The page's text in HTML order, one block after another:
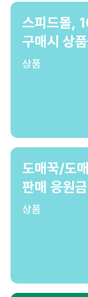
스피드몰,
구매시 상
상품
도매꾹/도
판매 응원
상품